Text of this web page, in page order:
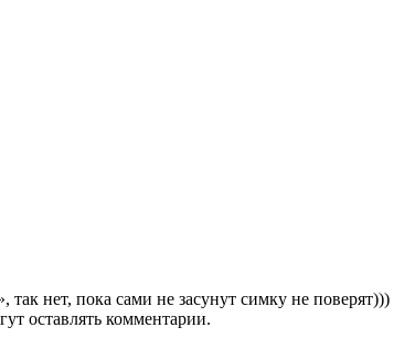
нет, пока сами не засунут симку не поверят)))
оставлять комментарии.